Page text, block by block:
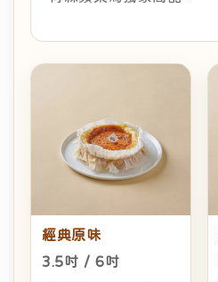
經典原味
3.5吋 / 6吋